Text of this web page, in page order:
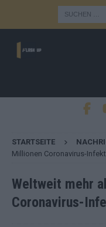
STARTSEITE
Millionen Coronavirus-
Weltweit mehr
Coronavirus-